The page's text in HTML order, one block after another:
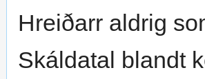
Hreiðarr aldrig
Skáldatal blandt